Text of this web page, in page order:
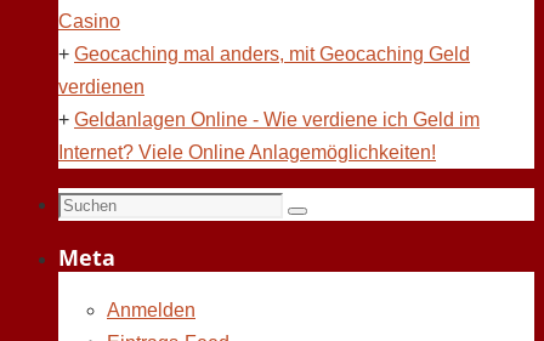
Casino
+ Geocaching mal anders, mit Geocaching Geld
verdienen
+ Geldanlagen Online - Wie verdiene ich Geld im
Internet? Viele Online Anlagemöglichkeiten!
Suchen
Suchen
Meta
Anmelden